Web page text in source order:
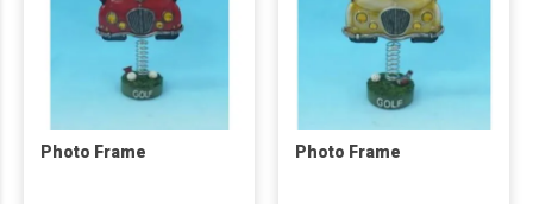
Photo Frame Photo Frame